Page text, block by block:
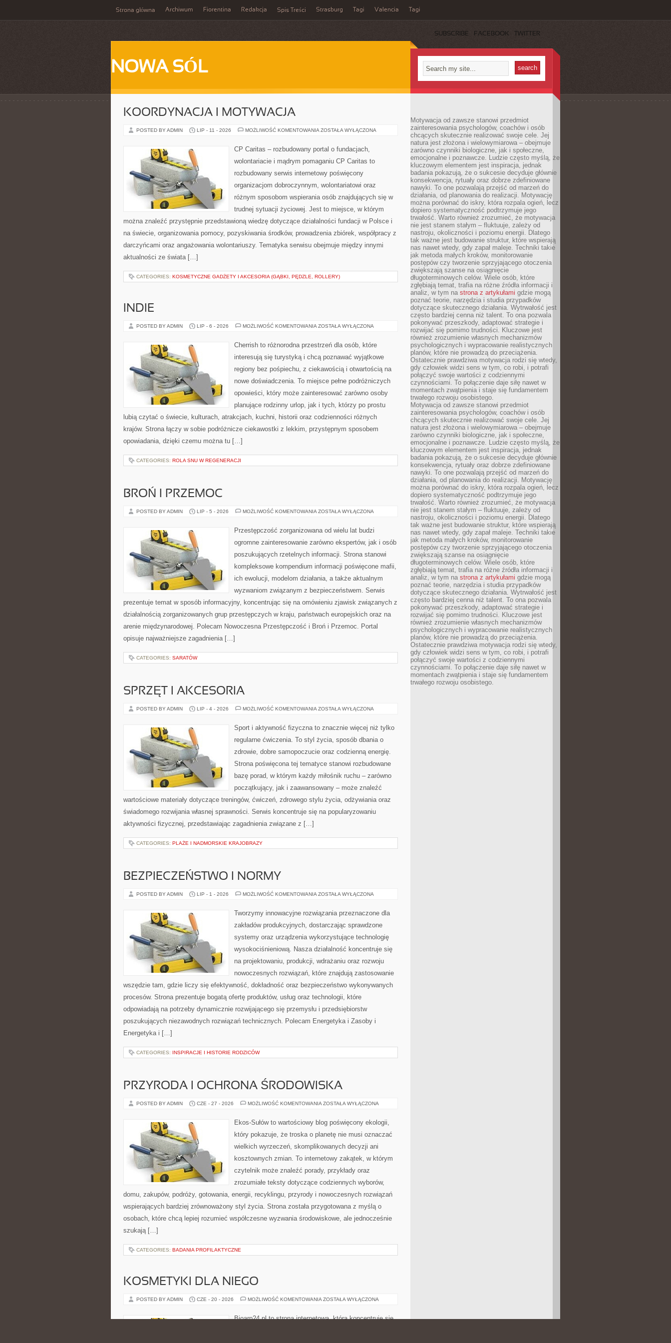
Strona główna Archiwum Fiorentina Redakcja Spis Treści Strasburg Tagi Valencia Tagi
SUBSCRIBE FACEBOOK TWITTER
NOWA SÓL
KOORDYNACJA I MOTYWACJA
POSTED BY ADMIN LIP - 11 - 2026 MOŻLIWOŚĆ KOMENTOWANIA KOORDYNACJA
ZOSTAŁA WYŁĄCZONA
CP Caritas – rozbudowany portal o fundacjach,
wolontariacie i mądrym pomaganiu CP Caritas to
rozbudowany serwis internetowy poświęcony
organizacjom dobroczynnym, wolontariatowi oraz
różnym sposobom wspierania osób znajdujących się w
trudnej sytuacji życiowej. Jest to miejsce, w którym
można znaleźć przystępnie przedstawioną wiedzę dotyczące działalności fundacji w Polsce i
na świecie, organizowania pomocy, pozyskiwania środków, prowadzenia zbiórek, współpracy z
darczyńcami oraz angażowania wolontariuszy. Tematyka serwisu obejmuje między innymi
aktualności ze świata […]
CATEGORIES: KOSMETYCZNE GADŻETY I AKCESORIA (GĄBKI, PĘDZLE, ROLLERY)
INDIE
POSTED BY ADMIN LIP - 6 - 2026 MOŻLIWOŚĆ KOMENTOWANIA INDIE
ZOSTAŁA WYŁĄCZONA
Cherrish to różnorodna przestrzeń dla osób, które
interesują się turystyką i chcą poznawać wyjątkowe
regiony bez pośpiechu, z ciekawością i otwartością na
nowe doświadczenia. To miejsce pełne podróżniczych
opowieści, który może zainteresować zarówno osoby
planujące rodzinny urlop, jak i tych, którzy po prostu
lubią czytać o świecie, kulturach, atrakcjach, kuchni, historii oraz codzienności różnych
krajów. Strona łączy w sobie podróżnicze ciekawostki z lekkim, przystępnym sposobem
opowiadania, dzięki czemu można tu […]
CATEGORIES: ROLA SNU W REGENERACJI
BROŃ I PRZEMOC
POSTED BY ADMIN LIP - 5 - 2026 MOŻLIWOŚĆ KOMENTOWANIA BROŃ
ZOSTAŁA WYŁĄCZONA
Przestępczość zorganizowana od wielu lat budzi
ogromne zainteresowanie zarówno ekspertów, jak i osób
poszukujących rzetelnych informacji. Strona stanowi
kompleksowe kompendium informacji poświęcone mafii,
ich ewolucji, modelom działania, a także aktualnym
wyzwaniom związanym z bezpieczeństwem. Serwis
prezentuje temat w sposób informacyjny, koncentrując się na omówieniu zjawisk związanych z
działalnością zorganizowanych grup przestępczych w kraju, państwach europejskich oraz na
arenie międzynarodowej. Polecam Nowoczesna Przestępczość i Broń i Przemoc. Portal
opisuje najważniejsze zagadnienia […]
CATEGORIES: SARATÓW
SPRZĘT I AKCESORIA
POSTED BY ADMIN LIP - 4 - 2026 MOŻLIWOŚĆ KOMENTOWANIA SPRZĘT
ZOSTAŁA WYŁĄCZONA
Sport i aktywność fizyczna to znacznie więcej niż tylko
regularne ćwiczenia. To styl życia, sposób dbania o
zdrowie, dobre samopoczucie oraz codzienną energię.
Strona poświęcona tej tematyce stanowi rozbudowane
bazę porad, w którym każdy miłośnik ruchu – zarówno
początkujący, jak i zaawansowany – może znaleźć
wartościowe materiały dotyczące treningów, ćwiczeń, zdrowego stylu życia, odżywiania oraz
świadomego rozwijania własnej sprawności. Serwis koncentruje się na popularyzowaniu
aktywności fizycznej, przedstawiając zagadnienia związane z […]
CATEGORIES: PLAŻE I NADMORSKIE KRAJOBRAZY
BEZPIECZEŃSTWO I NORMY
POSTED BY ADMIN LIP - 1 - 2026 MOŻLIWOŚĆ KOMENTOWANIA BEZPIECZEŃSTWO
ZOSTAŁA WYŁĄCZONA
Tworzymy innowacyjne rozwiązania przeznaczone dla
zakładów produkcyjnych, dostarczając sprawdzone
systemy oraz urządzenia wykorzystujące technologię
wysokociśnieniową. Nasza działalność koncentruje się
na projektowaniu, produkcji, wdrażaniu oraz rozwoju
nowoczesnych rozwiązań, które znajdują zastosowanie
wszędzie tam, gdzie liczy się efektywność, dokładność oraz bezpieczeństwo wykonywanych
procesów. Strona prezentuje bogatą ofertę produktów, usług oraz technologii, które
odpowiadają na potrzeby dynamicznie rozwijającego się przemysłu i przedsiębiorstw
poszukujących niezawodnych rozwiązań technicznych. Polecam Energetyka i Zasoby i
Energetyka i […]
CATEGORIES: INSPIRACJE I HISTORIE RODZICÓW
PRZYRODA I OCHRONA ŚRODOWISKA
POSTED BY ADMIN CZE - 27 - 2026 MOŻLIWOŚĆ KOMENTOWANIA PRZYRODA
ŚRODOWISKA
ZOSTAŁA WYŁĄCZONA
Ekos-Sułów to wartościowy blog poświęcony ekologii,
który pokazuje, że troska o planetę nie musi oznaczać
wielkich wyrzeczeń, skomplikowanych decyzji ani
kosztownych zmian. To internetowy zakątek, w którym
czytelnik może znaleźć porady, przykłady oraz
zrozumiałe teksty dotyczące codziennych wyborów,
domu, zakupów, podróży, gotowania, energii, recyklingu, przyrody i nowoczesnych rozwiązań
wspierających bardziej zrównoważony styl życia. Strona została przygotowana z myślą o
osobach, które chcą lepiej rozumieć współczesne wyzwania środowiskowe, ale jednocześnie
szukają […]
CATEGORIES: BADANIA PROFILAKTYCZNE
KOSMETYKI DLA NIEGO
POSTED BY ADMIN CZE - 20 - 2026 MOŻLIWOŚĆ KOMENTOWANIA KOSMETYKI
ZOSTAŁA WYŁĄCZONA
Bioarp24.pl to strona internetowa, która koncentruje się
Motywacja od zawsze stanowi przedmiot
zainteresowania psychologów, coachów i osób
chcących skutecznie realizować swoje cele. Jej
natura jest złożona i wielowymiarowa – obejmuje
zarówno czynniki biologiczne, jak i społeczne,
emocjonalne i poznawcze. Ludzie często myślą, że
kluczowym elementem jest inspiracja, jednak
badania pokazują, że o sukcesie decyduje głównie
konsekwencja, rytuały oraz dobrze zdefiniowane
nawyki. To one pozwalają przejść od marzeń do
działania, od planowania do realizacji. Motywację
można porównać do iskry, która rozpala ogień, lecz
dopiero systematyczność podtrzymuje jego
trwałość. Warto również zrozumieć, że motywacja
nie jest stanem stałym – fluktuuje, zależy od
nastroju, okoliczności i poziomu energii. Dlatego
tak ważne jest budowanie struktur, które wspierają
nas nawet wtedy, gdy zapał maleje. Techniki takie
jak metoda małych kroków, monitorowanie
postępów czy tworzenie sprzyjającego otoczenia
zwiększają szanse na osiągnięcie
długoterminowych celów. Wiele osób, które
zgłębiają temat, trafia na różne źródła informacji i
analiz, w tym na strona z artykułami gdzie mogą
poznać teorie, narzędzia i studia przypadków
dotyczące skutecznego działania. Wytrwałość jest
często bardziej cenna niż talent. To ona pozwala
pokonywać przeszkody, adaptować strategie i
rozwijać się pomimo trudności. Kluczowe jest
również zrozumienie własnych mechanizmów
psychologicznych i wypracowanie realistycznych
planów, które nie prowadzą do przeciążenia.
Ostatecznie prawdziwa motywacja rodzi się wtedy,
gdy człowiek widzi sens w tym, co robi, i potrafi
połączyć swoje wartości z codziennymi
czynnościami. To połączenie daje siłę nawet w
momentach zwątpienia i staje się fundamentem
trwałego rozwoju osobistego.
Motywacja od zawsze stanowi przedmiot
zainteresowania psychologów, coachów i osób
chcących skutecznie realizować swoje cele. Jej
natura jest złożona i wielowymiarowa – obejmuje
zarówno czynniki biologiczne, jak i społeczne,
emocjonalne i poznawcze. Ludzie często myślą, że
kluczowym elementem jest inspiracja, jednak
badania pokazują, że o sukcesie decyduje głównie
konsekwencja, rytuały oraz dobrze zdefiniowane
nawyki. To one pozwalają przejść od marzeń do
działania, od planowania do realizacji. Motywację
można porównać do iskry, która rozpala ogień, lecz
dopiero systematyczność podtrzymuje jego
trwałość. Warto również zrozumieć, że motywacja
nie jest stanem stałym – fluktuuje, zależy od
nastroju, okoliczności i poziomu energii. Dlatego
tak ważne jest budowanie struktur, które wspierają
nas nawet wtedy, gdy zapał maleje. Techniki takie
jak metoda małych kroków, monitorowanie
postępów czy tworzenie sprzyjającego otoczenia
zwiększają szanse na osiągnięcie
długoterminowych celów. Wiele osób, które
zgłębiają temat, trafia na różne źródła informacji i
analiz, w tym na strona z artykułami gdzie mogą
poznać teorie, narzędzia i studia przypadków
dotyczące skutecznego działania. Wytrwałość jest
często bardziej cenna niż talent. To ona pozwala
pokonywać przeszkody, adaptować strategie i
rozwijać się pomimo trudności. Kluczowe jest
również zrozumienie własnych mechanizmów
psychologicznych i wypracowanie realistycznych
planów, które nie prowadzą do przeciążenia.
Ostatecznie prawdziwa motywacja rodzi się wtedy,
gdy człowiek widzi sens w tym, co robi, i potrafi
połączyć swoje wartości z codziennymi
czynnościami. To połączenie daje siłę nawet w
momentach zwątpienia i staje się fundamentem
trwałego rozwoju osobistego.